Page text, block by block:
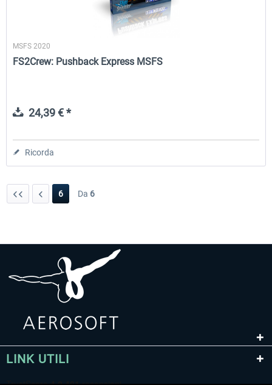
MSFS 2020
FS2Crew: Pushback Express MSFS
24,39 € *
Ricorda
6 Da 6
LINK UTILI